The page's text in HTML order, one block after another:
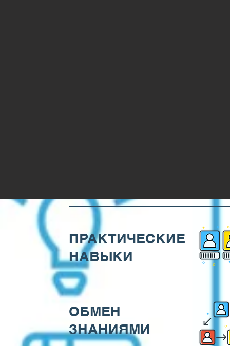
ПРАКТИЧЕСКИЕ
НАВЫКИ
ОБМЕН
ЗНАНИЯМИ